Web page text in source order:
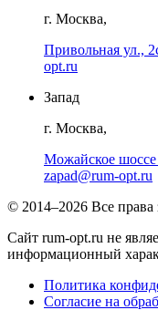
г. Москва,
Привольная ул.,
opt.ru
Запад
г. Москва,
Можайское
zapad@rum-opt.ru
© 2014–2026 Все
Сайт rum-opt.ru не
информационный
Политика
Согласие на